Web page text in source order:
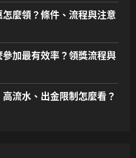
麼領？條件、流程與注意
加最有效率？領獎流程與
流水、出金限制怎麼看？